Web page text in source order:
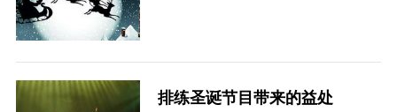
排练圣诞节目带来的益处